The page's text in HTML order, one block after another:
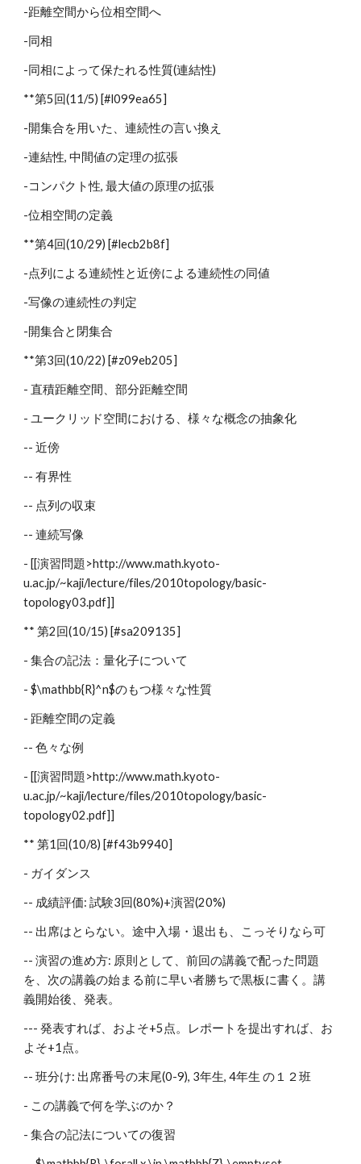
-距離空間から位相空間へ
-同相
-同相によって保たれる性質(連結性)
**第5回(11/5) [#l099ea65]
-開集合を用いた、連続性の言い換え
-連結性, 中間値の定理の拡張
-コンパクト性, 最大値の原理の拡張
-位相空間の定義
**第4回(10/29) [#lecb2b8f]
-点列による連続性と近傍による連続性の同値
-写像の連続性の判定
-開集合と閉集合
**第3回(10/22) [#z09eb205]
- 直積距離空間、部分距離空間
- ユークリッド空間における、様々な概念の抽象化
-- 近傍
-- 有界性
-- 点列の収束
-- 連続写像
- [[演習問題>http://www.math.kyoto-
u.ac.jp/~kaji/lecture/files/2010topology/basic-
topology03.pdf]]
** 第2回(10/15) [#sa209135]
- 集合の記法：量化子について
- $\mathbb{R}^n$のもつ様々な性質
- 距離空間の定義
-- 色々な例
- [[演習問題>http://www.math.kyoto-
u.ac.jp/~kaji/lecture/files/2010topology/basic-
topology02.pdf]]
** 第1回(10/8) [#f43b9940]
- ガイダンス
-- 成績評価: 試験3回(80%)+演習(20%)
-- 出席はとらない。途中入場・退出も、こっそりなら可
-- 演習の進め方: 原則として、前回の講義で配った問題
を、次の講義の始まる前に早い者勝ちで黒板に書く。講
義開始後、発表。
--- 発表すれば、およそ+5点。レポートを提出すれば、お
よそ+1点。
-- 班分け: 出席番号の末尾(0-9), 3年生, 4年生 の１２班
- この講義で何を学ぶのか？
- 集合の記法についての復習